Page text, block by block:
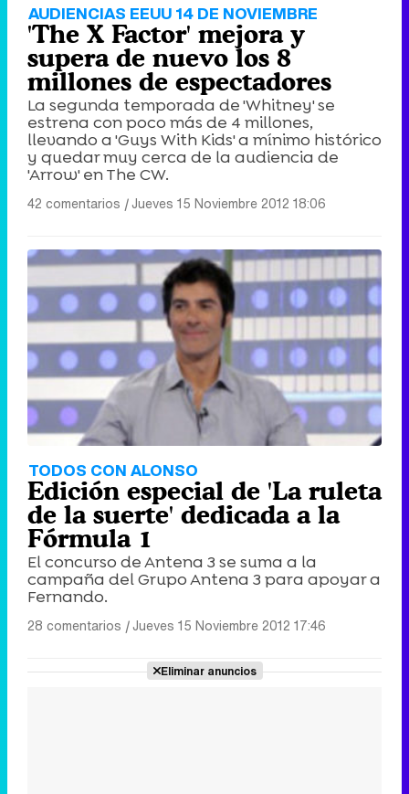
AUDIENCIAS EEUU 14 DE NOVIEMBRE
'The X Factor' mejora y
supera de nuevo los 8
millones de espectadores
La segunda temporada de 'Whitney' se
estrena con poco más de 4 millones,
llevando a 'Guys With Kids' a mínimo histórico
y quedar muy cerca de la audiencia de
'Arrow' en The CW.
42 comentarios |Jueves 15 Noviembre 2012 18:06
TODOS CON ALONSO
Edición especial de 'La ruleta
de la suerte' dedicada a la
Fórmula 1
El concurso de Antena 3 se suma a la
campaña del Grupo Antena 3 para apoyar a
Fernando.
28 comentarios |Jueves 15 Noviembre 2012 17:46
Eliminar anuncios